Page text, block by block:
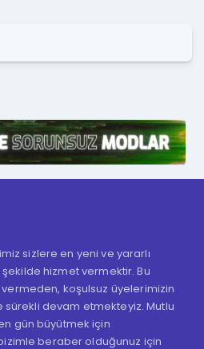
sizlere en yeni ve yararlı
hizmet vermektir. Bu
koşulsuz üyelerimizin
devam etmekteyiz. Mutlu
gün büyütmek için
beraber olduğunuz için